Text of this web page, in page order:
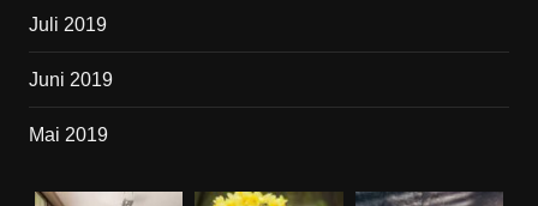
Juli 2019
Juni 2019
Mai 2019